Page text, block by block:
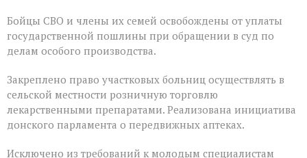
Бойцы СВО и члены их семей освобождены от уплаты
государственной пошлины при обращении в суд по
делам особого производства.
Закреплено право участковых больниц осуществлять в
сельской местности розничную торговлю
лекарственными препаратами. Реализована инициатива
донского парламента о передвижных аптеках.
Исключено из требований к молодым специалистам